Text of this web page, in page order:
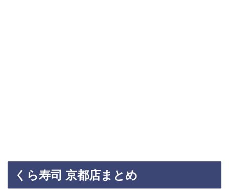
くら寿司 京都店まとめ